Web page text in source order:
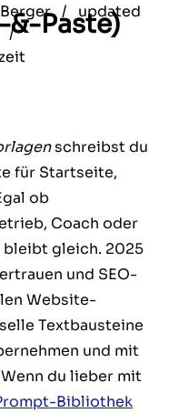
&-Paste)
/ updated
/
schreibst du
für Startseite,
ob
Coach oder
bleibt gleich. 2025
und SEO-
Website-
Textbausteine
und mit
du lieber mit
Bibliothek